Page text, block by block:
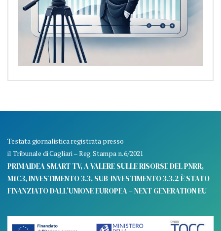
Testata giornalistica registrata presso
il Tribunale di Cagliari – Reg. Stampa n. 6/2021
PRIMAIDEA SMART TV, A VALERE SULLE RISORSE DEL PNRR,
M1C3, INVESTIMENTO 3.3, SUB-INVESTIMENTO 3.3.2 È STATO
FINANZIATO DALL’UNIONE EUROPEA – NEXT GENERATION EU